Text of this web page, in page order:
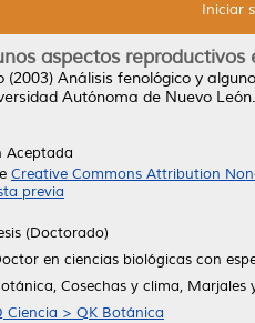
Iniciar
aspectos
(2003) Análisis fenológico y
Autónoma de Nuevo León.
Aceptada
Creative Commons Attribution
previa
(Doctorado)
en ciencias biológicas con
Cosechas y clima, Marjales
Ciencia > QK Botánica